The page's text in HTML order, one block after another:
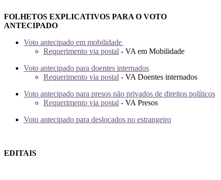
FOLHETOS EXPLICATIVOS PARA O VOTO
ANTECIPADO
Voto antecipado em mobilidade
Requerimento via postal - VA em Mobilidade
Voto antecipado para doentes internados
Requerimento via postal - VA Doentes internados
Voto antecipado para presos não privados de direitos políticos
Requerimento via postal - VA Presos
Voto antecipado para deslocados no estrangeiro
EDITAIS